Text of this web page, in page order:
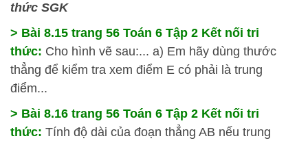
thức SGK
> Bài 8.15 trang 56 Toán 6 Tập 2 Kết nối tri
thức: Cho hình vẽ sau:... a) Em hãy dùng thước
thẳng để kiểm tra xem điểm E có phải là trung
điểm...
> Bài 8.16 trang 56 Toán 6 Tập 2 Kết nối tri
thức: Tính độ dài của đoạn thẳng AB nếu trung